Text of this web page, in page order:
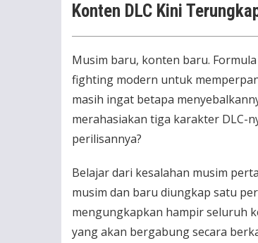
Konten DLC Kini
Musim baru, konten baru.
fighting modern untuk
masih ingat betapa
merahasiakan tiga karakter DLC-
perilisannya?
Belajar dari kesalahan musim
musim dan baru diungkap satu
mengungkapkan hampir seluruh
yang akan bergabung secara